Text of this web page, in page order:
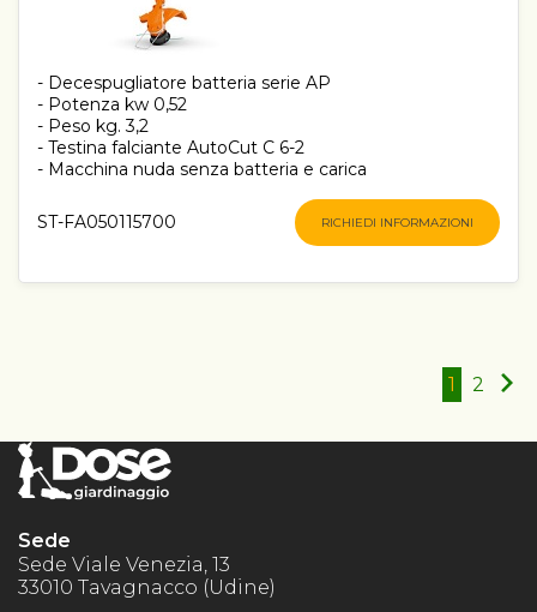
- Decespugliatore batteria serie AP
- Potenza kw 0,52
- Peso kg. 3,2
- Testina falciante AutoCut C 6-2
- Macchina nuda senza batteria e carica
ST-FA050115700 RICHIEDI INFORMAZIONI
1 2
Sede
Sede Viale Venezia, 13
33010 Tavagnacco (Udine)